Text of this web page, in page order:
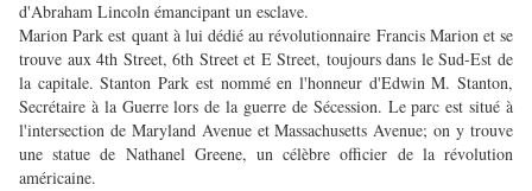
d'Abraham Lincoln émancipant un esclave.
Marion Park est quant à lui dédié au révolutionnaire Francis Marion et se
trouve aux 4th Street, 6th Street et E Street, toujours dans le Sud-Est de
la capitale. Stanton Park est nommé en l'honneur d'Edwin M. Stanton,
Secrétaire à la Guerre lors de la guerre de Sécession. Le parc est situé à
l'intersection de Maryland Avenue et Massachusetts Avenue; on y trouve
une statue de Nathanel Greene, un célèbre officier de la révolution
américaine.